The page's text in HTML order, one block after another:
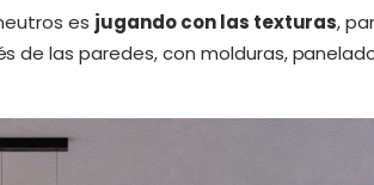
es jugando con las texturas,
de las paredes, con molduras,